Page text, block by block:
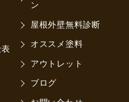
ン
屋根外壁無料診断
オススメ塗料
アウトレット
ブログ